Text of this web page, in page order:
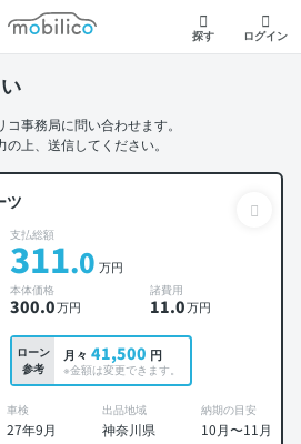
モビリコ
探す ログイン
事務局に問い合わせます。
上、送信してください。
ツ
支払総額
311.0 万円
本体価格
300.0万円
諸費用
11.0万円
ローン
参考
月々 41,500 円
※金額は変更できます。
車検
27年9月
出品地域
神奈川県
納期の目安
10月〜11月